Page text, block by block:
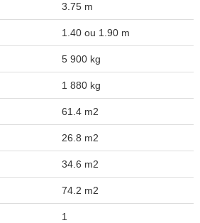
3.75 m
1.40 ou 1.90 m
5 900 kg
1 880 kg
61.4 m2
26.8 m2
34.6 m2
74.2 m2
1